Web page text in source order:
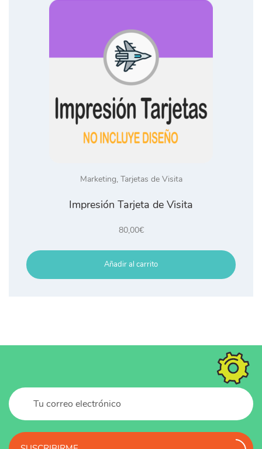
Marketing, Tarjetas de Visita
Impresión Tarjeta de Visita
80,00€
Añadir al carrito